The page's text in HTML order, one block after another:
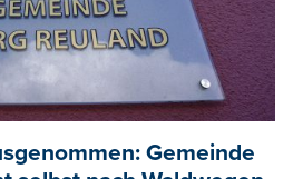
Gemeinde